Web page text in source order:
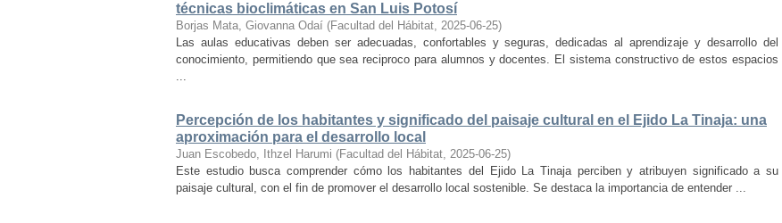
técnicas bioclimáticas en San Luis Potosí
Borjas Mata, Giovanna Odaí (Facultad del Hábitat, 2025-06-25)
Las aulas educativas deben ser adecuadas, confortables y seguras, dedicadas al aprendizaje y desarrollo del
conocimiento, permitiendo que sea reciproco para alumnos y docentes. El sistema constructivo de estos espacios
...
Percepción de los habitantes y significado del paisaje cultural en el Ejido La Tinaja: una
aproximación para el desarrollo local
Juan Escobedo, Ithzel Harumi (Facultad del Hábitat, 2025-06-25)
Este estudio busca comprender cómo los habitantes del Ejido La Tinaja perciben y atribuyen significado a su
paisaje cultural, con el fin de promover el desarrollo local sostenible. Se destaca la importancia de entender ...